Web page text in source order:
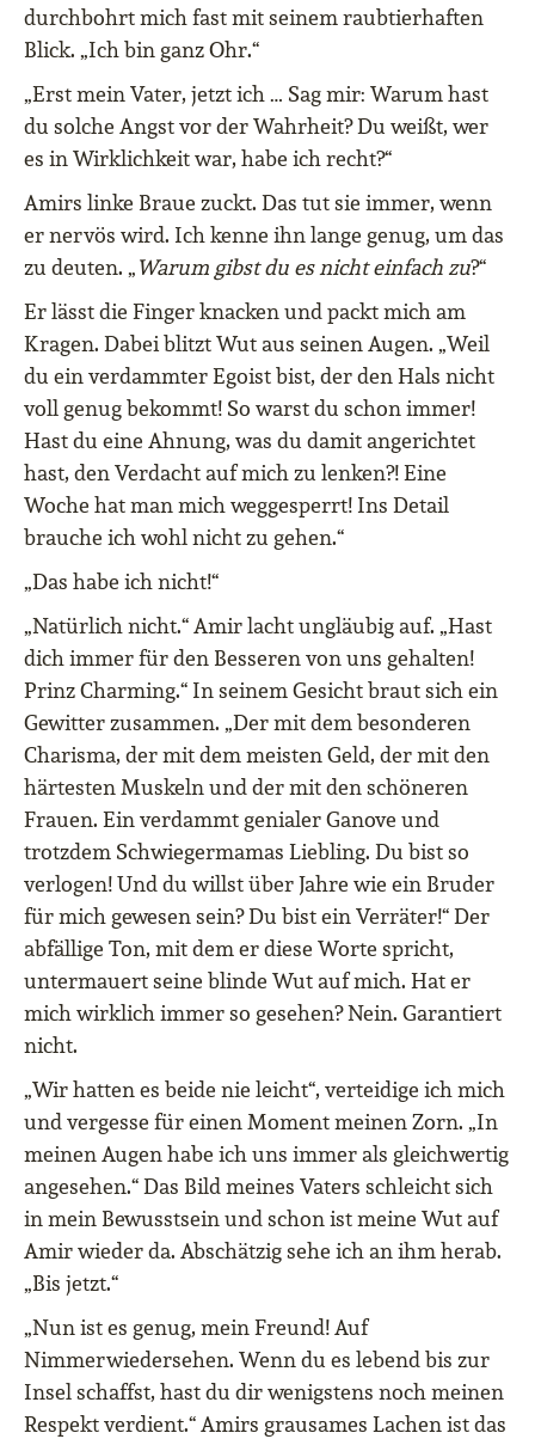
durchbohrt mich fast mit seinem raubtierhaften
Blick. „Ich bin ganz Ohr.“
„Erst mein Vater, jetzt ich … Sag mir: Warum hast
du solche Angst vor der Wahrheit? Du weißt, wer
es in Wirklichkeit war, habe ich recht?“
Amirs linke Braue zuckt. Das tut sie immer, wenn
er nervös wird. Ich kenne ihn lange genug, um das
zu deuten. „Warum gibst du es nicht einfach zu?“
Er lässt die Finger knacken und packt mich am
Kragen. Dabei blitzt Wut aus seinen Augen. „Weil
du ein verdammter Egoist bist, der den Hals nicht
voll genug bekommt! So warst du schon immer!
Hast du eine Ahnung, was du damit angerichtet
hast, den Verdacht auf mich zu lenken?! Eine
Woche hat man mich weggesperrt! Ins Detail
brauche ich wohl nicht zu gehen.“
„Das habe ich nicht!“
„Natürlich nicht.“ Amir lacht ungläubig auf. „Hast
dich immer für den Besseren von uns gehalten!
Prinz Charming.“ In seinem Gesicht braut sich ein
Gewitter zusammen. „Der mit dem besonderen
Charisma, der mit dem meisten Geld, der mit den
härtesten Muskeln und der mit den schöneren
Frauen. Ein verdammt genialer Ganove und
trotzdem Schwiegermamas Liebling. Du bist so
verlogen! Und du willst über Jahre wie ein Bruder
für mich gewesen sein? Du bist ein Verräter!“ Der
abfällige Ton, mit dem er diese Worte spricht,
untermauert seine blinde Wut auf mich. Hat er
mich wirklich immer so gesehen? Nein. Garantiert
nicht.
„Wir hatten es beide nie leicht“, verteidige ich mich
und vergesse für einen Moment meinen Zorn. „In
meinen Augen habe ich uns immer als gleichwertig
angesehen.“ Das Bild meines Vaters schleicht sich
in mein Bewusstsein und schon ist meine Wut auf
Amir wieder da. Abschätzig sehe ich an ihm herab.
„Bis jetzt.“
„Nun ist es genug, mein Freund! Auf
Nimmerwiedersehen. Wenn du es lebend bis zur
Insel schaffst, hast du dir wenigstens noch meinen
Respekt verdient.“ Amirs grausames Lachen ist das